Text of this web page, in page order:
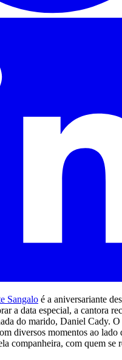
Sangalo é a aniversariante
a data especial, a cantora
do marido, Daniel Cady.
diversos momentos ao lado
companheira, com quem se